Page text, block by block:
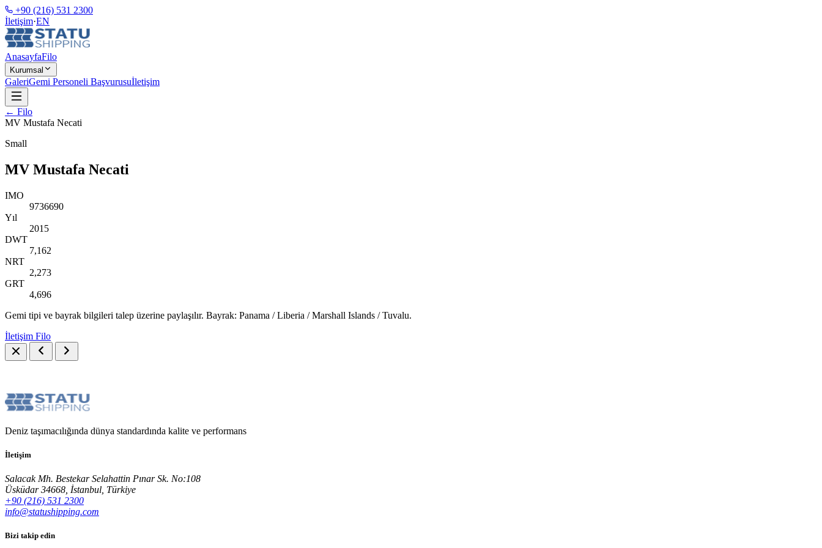
+90 (216) 531 2300
İletişim·EN
AnasayfaFilo
Kurumsal
GaleriGemi Personeli Başvurusuİletişim
← Filo
MV Mustafa Necati
Small
MV Mustafa Necati
IMO
9736690
Yıl
2015
DWT
7,162
NRT
2,273
GRT
4,696
Gemi tipi ve bayrak bilgileri talep üzerine paylaşılır. Bayrak: Panama / Liberia / Marshall Islands / Tuvalu.
İletişim Filo
Deniz taşımacılığında dünya standardında kalite ve performans
İletişim
Salacak Mh. Bestekar Selahattin Pınar Sk. No:108
Üsküdar 34668, İstanbul, Türkiye
+90 (216) 531 2300
info@statushipping.com
Bizi takip edin